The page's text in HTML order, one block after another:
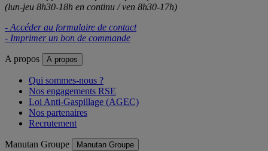
(lun-jeu 8h30-18h en continu / ven 8h30-17h)
- Accéder au formulaire de contact
- Imprimer un bon de commande
A propos A propos
Qui sommes-nous ?
Nos engagements RSE
Loi Anti-Gaspillage (AGEC)
Nos partenaires
Recrutement
Manutan Groupe Manutan Groupe